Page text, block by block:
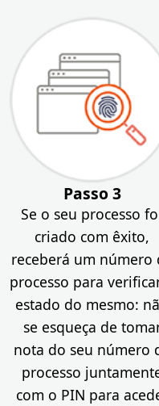
Passo 3
Se o seu processo
criado com êxito,
receberá um número
processo para
estado do mesmo:
se esqueça de
nota do seu número
processo
com o PIN para